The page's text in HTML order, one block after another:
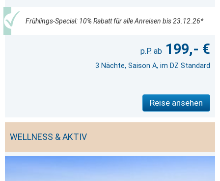
Frühlings-Special: 10% Rabatt für alle Anreisen bis 23.12.26*
199,- €
3 Nächte, Saison A, im DZ Standard
Reise ansehen
WELLNESS & AKTIV